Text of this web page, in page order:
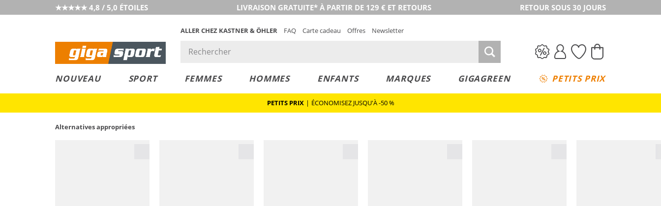
★★★★★ 4,8 / 5,0 ÉTOILES LIVRAISON GRATUITE* À PARTIR DE 129 € ET RETOURS RETOUR SOUS 30 JOURS
ALLER CHEZ KASTNER & ÖHLER FAQ Carte cadeau Offres Newsletter
NOUVEAU SPORT FEMMES HOMMES ENFANTS MARQUES GIGAGREEN PETITS PRIX
PETITS PRIX | ÉCONOMISEZ JUSQU'À -50 %
Alternatives appropriées